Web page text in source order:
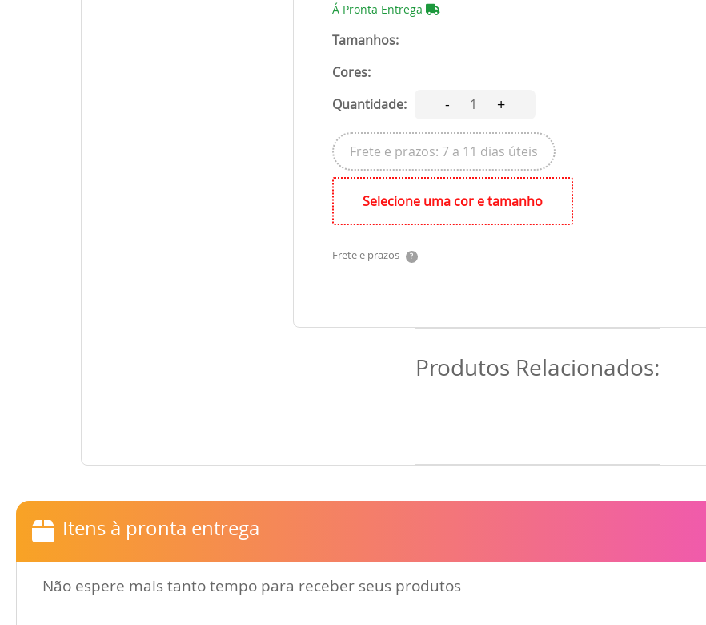
Á Pronta Entrega
Tamanhos:
Cores:
Quantidade:
- 1 +
Frete e prazos: 7 a 11 dias úteis
Selecione uma cor e tamanho
Frete e prazos ?
Produtos Relacionados:
Itens à pronta entrega
Não espere mais tanto tempo para receber seus produtos
Obrigado por se cadastrar na
Aproveite e receba as novidades e ofertas exclusivas da